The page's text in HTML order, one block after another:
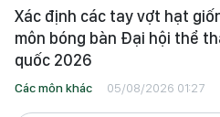
Xác định các tay vợt hạt
môn bóng bàn Đại hội thể
quốc 2026
Các môn khác 05/08/2026 01:27